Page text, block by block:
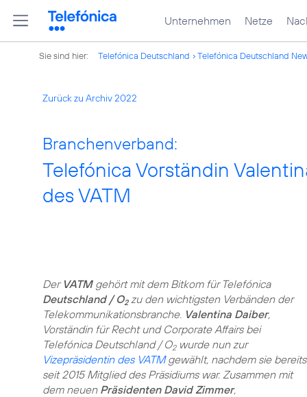
Unternehmen Netze
Sie sind hier: Telefónica Deutschland Telefónica Deutschland
Zurück zu Archiv 2022
Branchenverband:
Telefónica Vorständin
des VATM
Der VATMgehört mit dem Bitkom für Telefónica
Deutschland / O2zu den wichtigsten Verbänden der
Telekommunikationsbranche. Valentina Daiber,
Vorständin für Recht und Corporate Affairs bei
Telefónica Deutschland / O2wurde nun zur
Vizepräsidentin des VATMgewählt, nachdem sie bereits
seit 2015 Mitglied des Präsidiums war. Zusammen mit
dem neuen Präsidenten David Zimmer,